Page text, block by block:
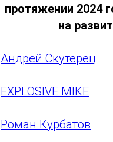
протяжении 2024
на
Андрей Скутерец
EXPLOSIVE MIKE
Роман Курбатов